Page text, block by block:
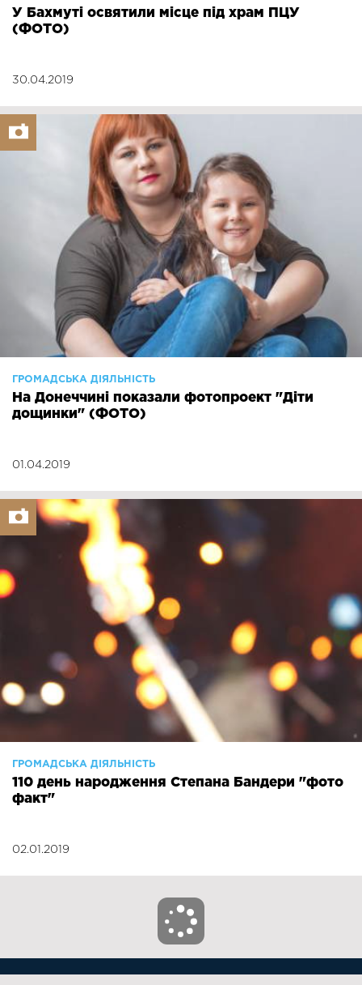
У Бахмуті освятили місце під храм ПЦУ
(ФОТО)
30.04.2019
ГРОМАДСЬКА ДІЯЛЬНІСТЬ
На Донеччині показали фотопроект "Діти
дощинки" (ФОТО)
01.04.2019
ГРОМАДСЬКА ДІЯЛЬНІСТЬ
110 день народження Степана Бандери "фото
факт"
02.01.2019